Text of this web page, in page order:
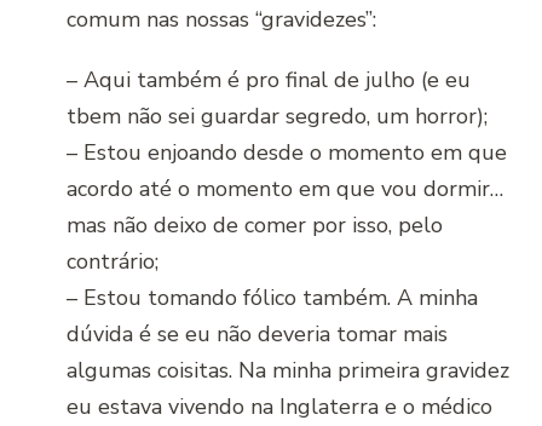
comum nas nossas “gravidezes”:
– Aqui também é pro final de julho (e eu
tbem não sei guardar segredo, um horror);
– Estou enjoando desde o momento em que
acordo até o momento em que vou dormir…
mas não deixo de comer por isso, pelo
contrário;
– Estou tomando fólico também. A minha
dúvida é se eu não deveria tomar mais
algumas coisitas. Na minha primeira gravidez
eu estava vivendo na Inglaterra e o médico